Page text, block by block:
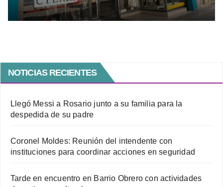
NOTICIAS RECIENTES
Llegó Messi a Rosario junto a su familia para la
despedida de su padre
Coronel Moldes: Reunión del intendente con
instituciones para coordinar acciones en seguridad
Tarde en encuentro en Barrio Obrero con actividades